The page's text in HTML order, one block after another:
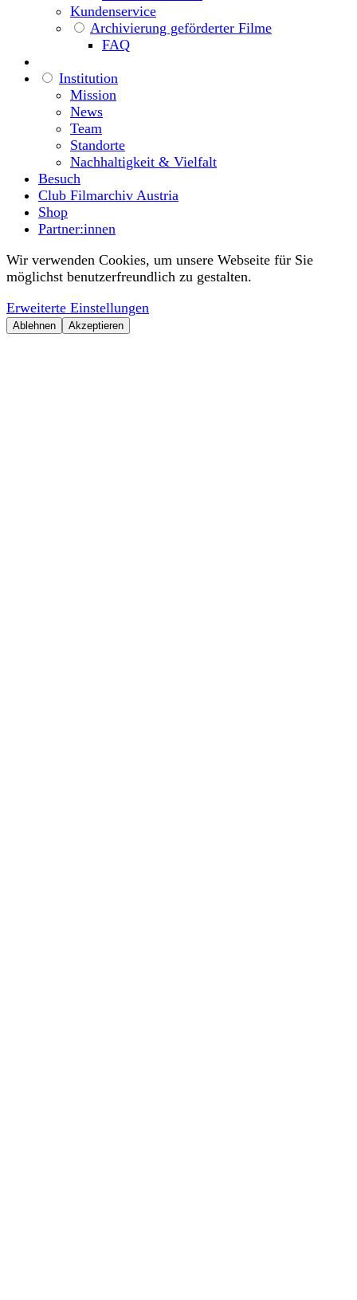
Kundenservice
Archivierung geförderter Filme
FAQ
Institution
Mission
News
Team
Standorte
Nachhaltigkeit & Vielfalt
Besuch
Club Filmarchiv Austria
Shop
Partner:innen
Wir verwenden Cookies, um unsere Webseite für Sie
möglichst benutzerfreundlich zu gestalten.
Erweiterte Einstellungen
Ablehnen Akzeptieren